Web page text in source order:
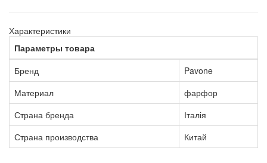
Характеристики
Параметры товара
Бренд
Pavone
Материал
фарфор
Страна бренда
Італія
Страна производства
Китай